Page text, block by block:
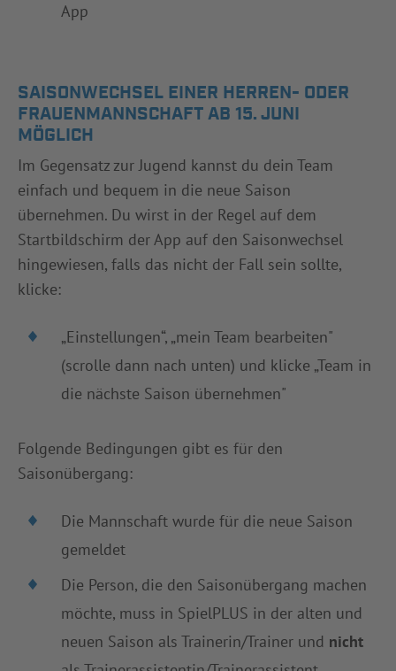
App
SAISONWECHSEL EINER HERREN- ODER
FRAUENMANNSCHAFT AB 15. JUNI
MÖGLICH
Im Gegensatz zur Jugend kannst du dein Team
einfach und bequem in die neue Saison
übernehmen. Du wirst in der Regel auf dem
Startbildschirm der App auf den Saisonwechsel
hingewiesen, falls das nicht der Fall sein sollte,
klicke:
„Einstellungen“, „mein Team bearbeiten"
(scrolle dann nach unten) und klicke „Team in
die nächste Saison übernehmen"
Folgende Bedingungen gibt es für den
Saisonübergang:
Die Mannschaft wurde für die neue Saison
gemeldet
Die Person, die den Saisonübergang machen
möchte, muss in SpielPLUS in der alten und
neuen Saison als Trainerin/Trainer und nicht